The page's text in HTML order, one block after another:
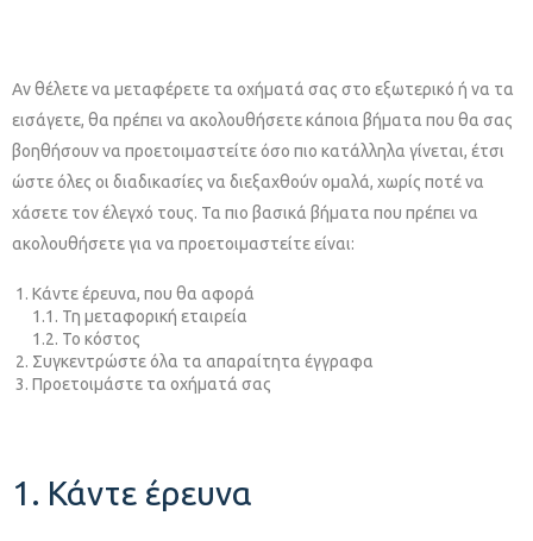
Αν θέλετε να μεταφέρετε τα οχήματά σας στο εξωτερικό ή να τα
εισάγετε, θα πρέπει να ακολουθήσετε κάποια βήματα που θα σας
βοηθήσουν να προετοιμαστείτε όσο πιο κατάλληλα γίνεται, έτσι
ώστε όλες οι διαδικασίες να διεξαχθούν ομαλά, χωρίς ποτέ να
χάσετε τον έλεγχό τους. Τα πιο βασικά βήματα που πρέπει να
ακολουθήσετε για να προετοιμαστείτε είναι:
Κάντε έρευνα, που θα αφορά
1.1. Τη μεταφορική εταιρεία
1.2. Το κόστος
Συγκεντρώστε όλα τα απαραίτητα έγγραφα
Προετοιμάστε τα οχήματά σας
1. Κάντε έρευνα